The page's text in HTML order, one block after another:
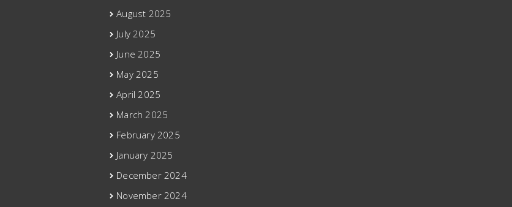
August 2025
July 2025
June 2025
May 2025
April 2025
March 2025
February 2025
January 2025
December 2024
November 2024